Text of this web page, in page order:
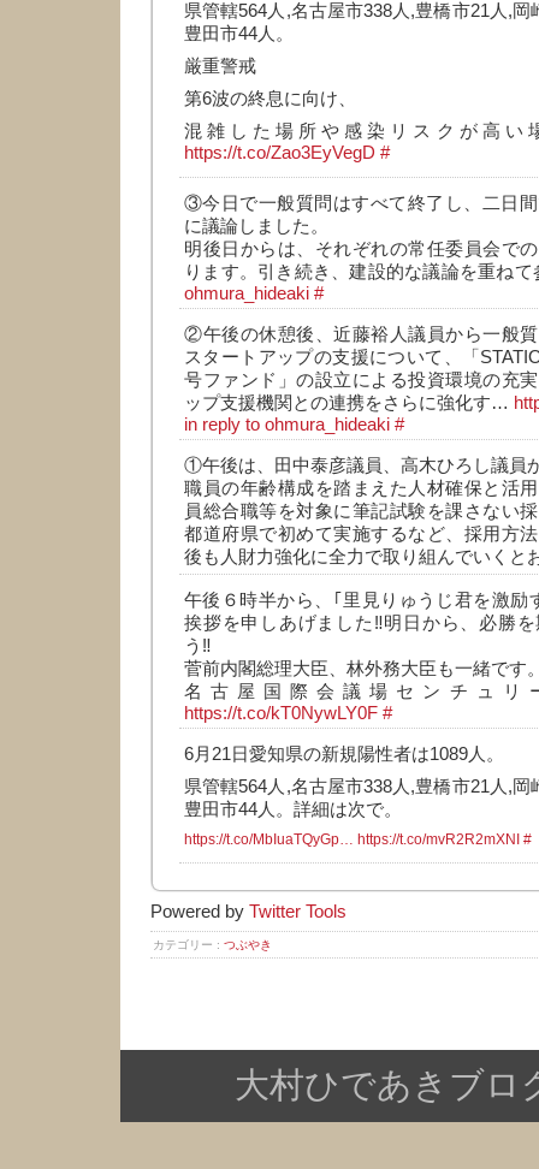
県管轄564人,名古屋市338人,豊橋市21人,岡
豊田市44人。
厳重警戒
第6波の終息に向け、
混雑した場所や感染リスクが高い
https://t.co/Zao3EyVegD #
③今日で一般質問はすべて終了し、二日
に議論しました。
明後日からは、それぞれの常任委員会で
ります。引き続き、建設的な議論を重ね
ohmura_hideaki #
②午後の休憩後、近藤裕人議員から一般
スタートアップの支援について、「
号ファンド」の設立による投資環境の充
ップ支援機関との連携をさらに強化す…
in reply to ohmura_hideaki #
①午後は、田中泰彦議員、高木ひろし議員
職員の年齢構成を踏まえた人材確保と活
員総合職等を対象に筆記試験を課さない
都道府県で初めて実施するなど、採用方
後も人財力強化に全力で取り組んでいくと
午後６時半から、｢里見りゅうじ君を激励
挨拶を申しあげました‼️明日から、必勝
う‼️
菅前内閣総理大臣、林外務大臣も一緒です
名古屋国際会議場センチュリ
https://t.co/kT0NywLY0F #
6月21日愛知県の新規陽性者は1089人。
県管轄564人,名古屋市338人,豊橋市21人,岡
豊田市44人。詳細は次で。
https://t.co/MbIuaTQyGp… https://t.co/mvR2R2mXNI #
Powered by Twitter Tools
カテゴリー : つぶやき
大村ひであきブロ